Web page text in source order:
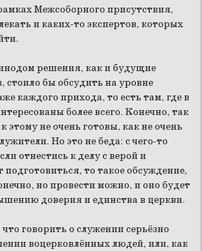
Межсоборного присутствия,
и каких-то экспертов, которых
решения, как и будущие
стоило бы обсудить на уровне
каждого прихода, то есть там, где в
более всего. Конечно, так
этому не очень готовы, как не очень
Но это не беда: с чего-то
отнестись к делу с верой и
подготовиться, то такое обсуждение,
но провести можно, и оно будет
доверия и единства в церкви.
говорить о служении серьёзно
воцерковлённых людей, или, как